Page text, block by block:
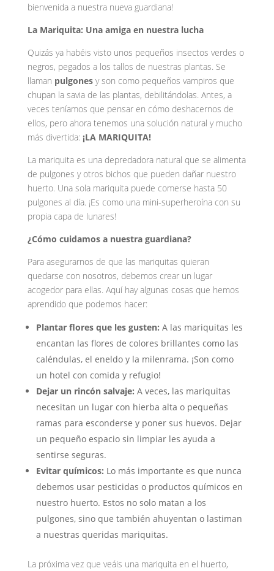
bienvenida a nuestra nueva guardiana!
La Mariquita: Una amiga en nuestra lucha
Quizás ya habéis visto unos pequeños insectos verdes o
negros, pegados a los tallos de nuestras plantas. Se
llaman pulgonesy son como pequeños vampiros que
chupan la savia de las plantas, debilitándolas. Antes, a
veces teníamos que pensar en cómo deshacernos de
ellos, pero ahora tenemos una solución natural y mucho
más divertida: ¡LA MARIQUITA!
La mariquita es una depredadora natural que se alimenta
de pulgones y otros bichos que pueden dañar nuestro
huerto. Una sola mariquita puede comerse hasta 50
pulgones al día. ¡Es como una mini-superheroína con su
propia capa de lunares!
¿Cómo cuidamos a nuestra guardiana?
Para asegurarnos de que las mariquitas quieran
quedarse con nosotros, debemos crear un lugar
acogedor para ellas. Aquí hay algunas cosas que hemos
aprendido que podemos hacer:
Plantar flores que les gusten: A las mariquitas les
encantan las flores de colores brillantes como las
caléndulas, el eneldo y la milenrama. ¡Son como
un hotel con comida y refugio!
Dejar un rincón salvaje: A veces, las mariquitas
necesitan un lugar con hierba alta o pequeñas
ramas para esconderse y poner sus huevos. Dejar
un pequeño espacio sin limpiar les ayuda a
sentirse seguras.
Evitar químicos: Lo más importante es que nunca
debemos usar pesticidas o productos químicos en
nuestro huerto. Estos no solo matan a los
pulgones, sino que también ahuyentan o lastiman
a nuestras queridas mariquitas.
La próxima vez que veáis una mariquita en el huerto,